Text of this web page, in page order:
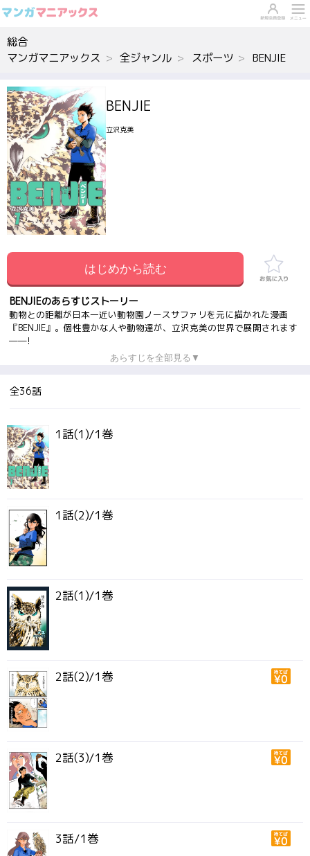
総合
マンガマニアックス
全ジャンル スポーツ BENJIE
BENJIE
立沢克美
はじめから読む
BENJIEのあらすじストーリー
動物との距離が日本一近い動物園ノースサファリを元に描かれた漫画
『BENJIE』。個性豊かな人や動物達が、立沢克美の世界で展開されます
――!
あらすじを全部見る▼
全36話
1話(1)/1巻
1話(2)/1巻
2話(1)/1巻
2話(2)/1巻
2話(3)/1巻
3話/1巻